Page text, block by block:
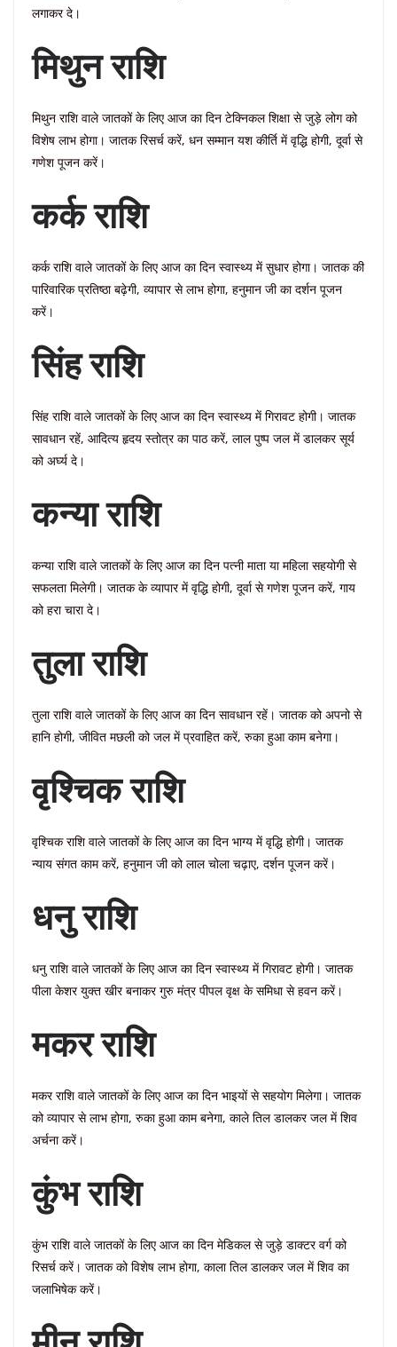
लगाकर दे।
मिथुन राशि
मिथुन राशि वाले जातकों के लिए आज का दिन टेक्निकल शिक्षा से जुड़े लोग को
विशेष लाभ होगा। जातक रिसर्च करें, धन सम्मान यश कीर्ति में वृद्धि होगी, दूर्वा से
गणेश पूजन करें।
कर्क राशि
कर्क राशि वाले जातकों के लिए आज का दिन स्वास्थ्य में सुधार होगा। जातक की
पारिवारिक प्रतिष्ठा बढ़ेगी, व्यापार से लाभ होगा, हनुमान जी का दर्शन पूजन
करें।
सिंह राशि
सिंह राशि वाले जातकों के लिए आज का दिन स्वास्थ्य में गिरावट होगी। जातक
सावधान रहें, आदित्य हृदय स्तोत्र का पाठ करें, लाल पुष्प जल में डालकर सूर्य
को अर्घ्य दे।
कन्या राशि
कन्या राशि वाले जातकों के लिए आज का दिन पत्नी माता या महिला सहयोगी से
सफलता मिलेगी। जातक के व्यापार में वृद्धि होगी, दूर्वा से गणेश पूजन करें, गाय
को हरा चारा दे।
तुला राशि
तुला राशि वाले जातकों के लिए आज का दिन सावधान रहें। जातक को अपनो से
हानि होगी, जीवित मछली को जल में प्रवाहित करें, रुका हुआ काम बनेगा।
वृश्चिक राशि
वृश्चिक राशि वाले जातकों के लिए आज का दिन भाग्य में वृद्धि होगी। जातक
न्याय संगत काम करें, हनुमान जी को लाल चोला चढ़ाए, दर्शन पूजन करें।
धनु राशि
धनु राशि वाले जातकों के लिए आज का दिन स्वास्थ्य में गिरावट होगी। जातक
पीला केशर युक्त खीर बनाकर गुरु मंत्र पीपल वृक्ष के समिधा से हवन करें।
मकर राशि
मकर राशि वाले जातकों के लिए आज का दिन भाइयों से सहयोग मिलेगा। जातक
को व्यापार से लाभ होगा, रुका हुआ काम बनेगा, काले तिल डालकर जल में शिव
अर्चना करें।
कुंभ राशि
कुंभ राशि वाले जातकों के लिए आज का दिन मेडिकल से जुड़े डाक्टर वर्ग को
रिसर्च करें। जातक को विशेष लाभ होगा, काला तिल डालकर जल में शिव का
जलाभिषेक करें।